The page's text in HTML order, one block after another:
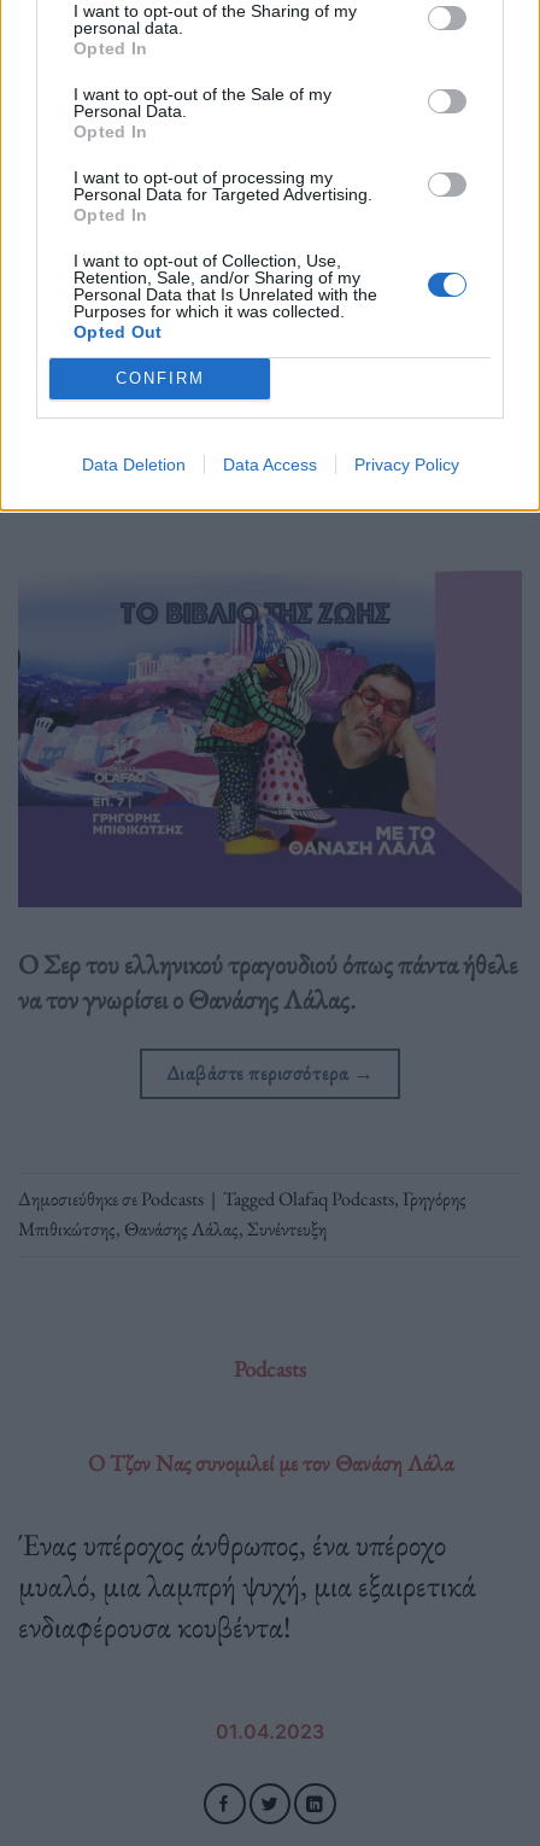
I want to opt-out of the Sharing of my
personal data.
Opted In
I want to opt-out of the Sale of my
Personal Data.
Opted In
I want to opt-out of processing my
Personal Data for Targeted Advertising.
Opted In
I want to opt-out of Collection, Use,
Retention, Sale, and/or Sharing of my
Personal Data that Is Unrelated with the
Purposes for which it was collected.
Opted Out
CONFIRM
Data Deletion Data Access Privacy Policy
Όταν ο Γρηγόρης Μπιθικώτσης εξομολογήθηκε στον Θανάση
Ο Σερ του ελληνικού τραγουδιού όπως
πάντα ήθελε να τον γνωρίσει ο Θανάσης
Λάλας.
04.04.2023
Ο Σερ του ελληνικού τραγουδιού όπως πάντα ήθελε
να τον γνωρίσει ο Θανάσης Λάλας.
Διαβάστε περισσότερα →
Δημοσιεύθηκε σεPodcasts | TaggedOlafaq Podcasts, Γρηγόρης
Μπιθικώτσης, Θανάσης Λάλας, Συνέντευξη
Podcasts
Ο Τζον Νας συνομιλεί με τον Θανάση Λάλα
Ένας υπέροχος άνθρωπος, ένα υπέροχο
μυαλό, μια λαμπρή ψυχή, μια εξαιρετικά
ενδιαφέρουσα κουβέντα!
01.04.2023